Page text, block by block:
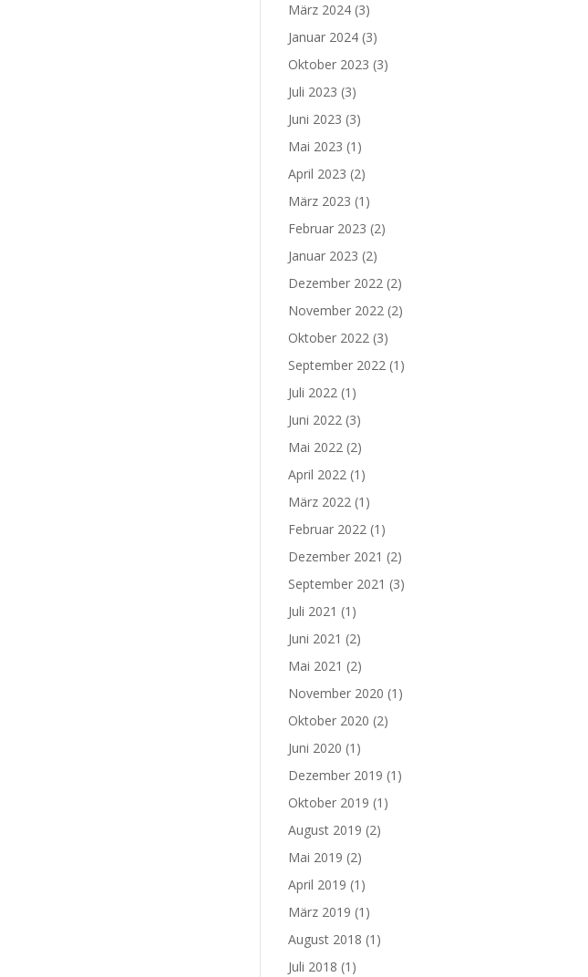
März 2024 (3)
Januar 2024 (3)
Oktober 2023 (3)
Juli 2023 (3)
Juni 2023 (3)
Mai 2023 (1)
April 2023 (2)
März 2023 (1)
Februar 2023 (2)
Januar 2023 (2)
Dezember 2022 (2)
November 2022 (2)
Oktober 2022 (3)
September 2022 (1)
Juli 2022 (1)
Juni 2022 (3)
Mai 2022 (2)
April 2022 (1)
März 2022 (1)
Februar 2022 (1)
Dezember 2021 (2)
September 2021 (3)
Juli 2021 (1)
Juni 2021 (2)
Mai 2021 (2)
November 2020 (1)
Oktober 2020 (2)
Juni 2020 (1)
Dezember 2019 (1)
Oktober 2019 (1)
August 2019 (2)
Mai 2019 (2)
April 2019 (1)
März 2019 (1)
August 2018 (1)
Juli 2018 (1)